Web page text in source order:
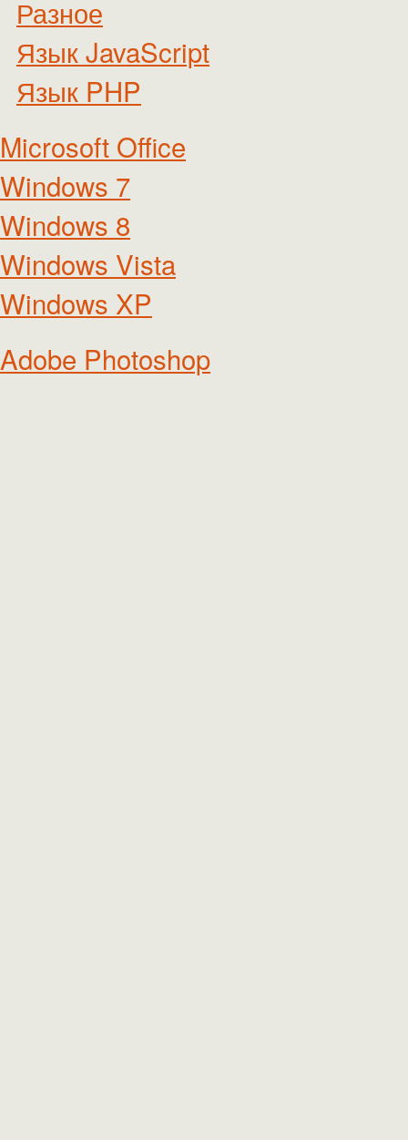
Разное
Язык JavaScript
Язык PHP
Microsoft Office
Windows 7
Windows 8
Windows Vista
Windows XP
Adobe Photoshop